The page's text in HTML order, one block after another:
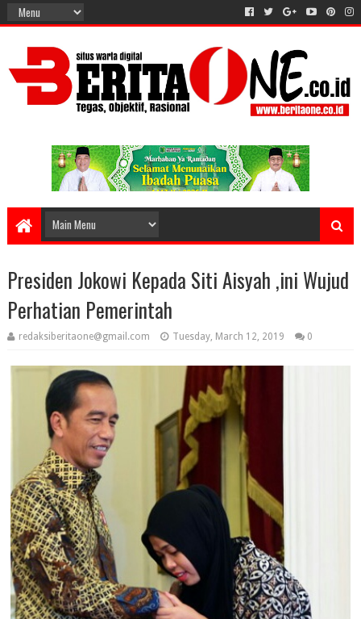
Presiden Jokowi Kepada Siti Aisyah ,ini Wujud
Perhatian Pemerintah
redaksiberitaone@gmail.com Tuesday, March 12, 2019 0